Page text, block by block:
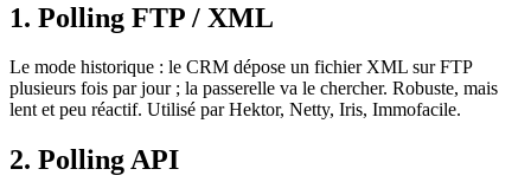
1. Polling FTP / XML
Le mode historique : le CRM dépose un fichier XML sur FTP
plusieurs fois par jour ; la passerelle va le chercher. Robuste, mais
lent et peu réactif. Utilisé par Hektor, Netty, Iris, Immofacile.
2. Polling API